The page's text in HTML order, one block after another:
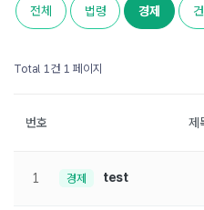
전체 법령 경제
Total 1건1 페이지
번호 제
1 경제 test